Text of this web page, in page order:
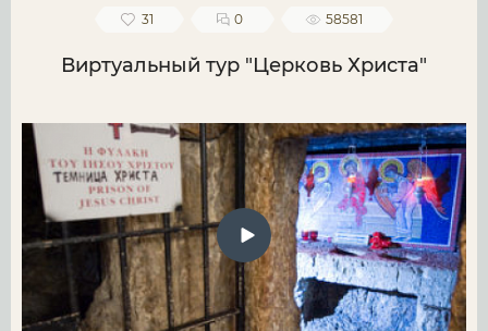
31 0 58581
Виртуальный тур "Церковь Христа"